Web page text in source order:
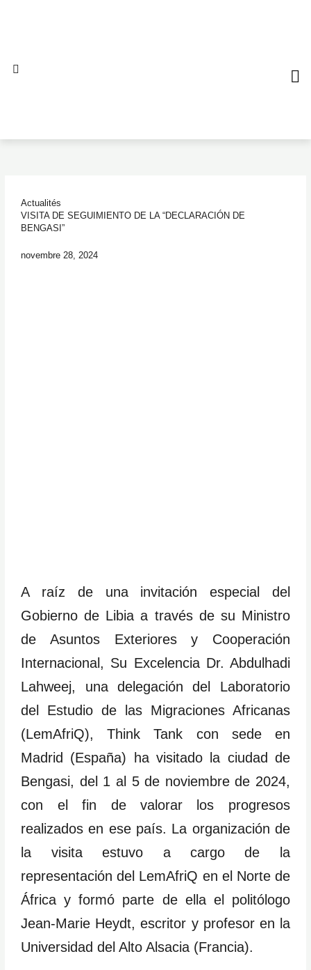
Actualités
VISITA DE SEGUIMIENTO DE LA “DECLARACIÓN DE
BENGASI”
novembre 28, 2024
A raíz de una invitación especial del
Gobierno de Libia a través de su Ministro
de Asuntos Exteriores y Cooperación
Internacional, Su Excelencia Dr. Abdulhadi
Lahweej, una delegación del Laboratorio
del Estudio de las Migraciones Africanas
(LemAfriQ), Think Tank con sede en
Madrid (España) ha visitado la ciudad de
Bengasi, del 1 al 5 de noviembre de 2024,
con el fin de valorar los progresos
realizados en ese país. La organización de
la visita estuvo a cargo de la
representación del LemAfriQ en el Norte de
África y formó parte de ella el politólogo
Jean-Marie Heydt, escritor y profesor en la
Universidad del Alto Alsacia (Francia).